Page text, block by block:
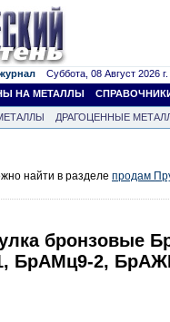
Суббота, 08 Август 2026 г.
НА МЕТАЛЛЫ
ДРАГОЦЕННЫЕ
найти в разделе продам
бронзовые
БрАМц9-2,